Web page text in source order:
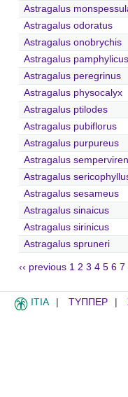
Astragalus
Astragalus odoratus
Astragalus onobrychis
Astragalus pamphylicus
Astragalus peregrinus
Astragalus physocalyx
Astragalus ptilodes
Astragalus pubiflorus
Astragalus purpureus
Astragalus
Astragalus
Astragalus sesameus
Astragalus sinaicus
Astragalus sirinicus
Astragalus spruneri
‹‹ previous 1 2 3 4 5 6 7
ITIA ΤΥΠΠΕΡ